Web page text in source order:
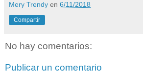
Mery Trendy en 6/11/2018
Compartir
No hay comentarios:
Publicar un comentario